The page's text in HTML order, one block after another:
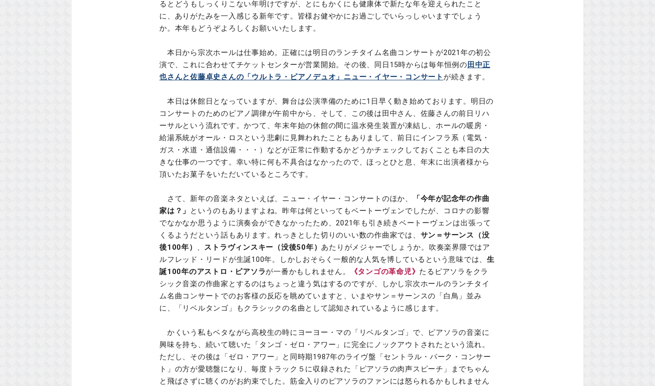
るとどうもしっくりこない年明けですが、とにもかくにも健康体で新たな年を迎えられたこと
に、ありがたみを一入感じる新年です。皆様お健やかにお過ごしでいらっしゃいますでしょう
か。本年もどうぞよろしくお願いいたします。
本日から宗次ホールは仕事始め。正確には明日のランチタイム名曲コンサートが2021年の初公
演で、これに合わせてチケットセンターが営業開始。その後、同日15時からは毎年恒例の 田中正
也さんと佐藤卓史さんの「ウルトラ・ピアノデュオ」ニュー・イヤー・コンサート が続きます。
本日は休館日となっていますが、舞台は公演準備のために1日早く動き始めております。明日の
コンサートのためのピアノ調律が午前中から、そして、この後は田中さん、佐藤さんの前日リハ
ーサルという流れです。かつて、年末年始の休館の間に温水発生装置が凍結し、ホールの暖房・
給湯系統がオール・ロスという悲劇に見舞われたこともありまして、前日にインフラ系（電気・
ガス・水道・通信設備・・・）などが正常に作動するかどうかチェックしておくことも本日の大
きな仕事の一つです。幸い特に何も不具合はなかったので、ほっとひと息、年末に出演者様から
頂いたお菓子をいただいているところです。
さて、新年の音楽ネタといえば、ニュー・イヤー・コンサートのほか、
「今年が記念年の作曲
家は？」
というのもありますよね。昨年は何といってもベートーヴェンでしたが、コロナの影響
でなかなか思うように演奏会ができなかったため、2021年も引き続きベートーヴェンは出張って
くるようだという話もあります。れっきとした切りのいい数の作曲家では、 サン＝サーンス（没
後100年）
、 ストラヴィンスキー（没後50年） あたりがメジャーでしょうか。吹奏楽界隈ではア
ルフレッド・リードが生誕100年。しかしおそらく一般的な人気を博しているという意味では、 生
誕100年のアストロ・ピアソラが一番かもしれません。 《タンゴの革命児》 たるピアソラをクラ
シック音楽の作曲家とするのはちょっと違う気はするのですが、しかし宗次ホールのランチタイ
ム名曲コンサートでのお客様の反応を眺めていますと、いまやサン＝サーンスの「白鳥」並み
に、「リベルタンゴ」もクラシックの名曲として認知されているように感じます。
かくいう私もベタながら高校生の時にヨーヨー・マの「リベルタンゴ」で、ピアソラの音楽に
興味を持ち、続いて聴いた「タンゴ・ゼロ・アワー」に完全にノックアウトされたという流れ。
ただし、その後は「ゼロ・アワー」と同時期1987年のライヴ盤「セントラル・パーク・コンサー
ト」の方が愛聴盤になり、毎度トラック５に収録された「ピアソラの肉声スピーチ」までちゃん
と飛ばさずに聴くのがお約束でした。筋金入りのピアソラのファンには怒られるかもしれません